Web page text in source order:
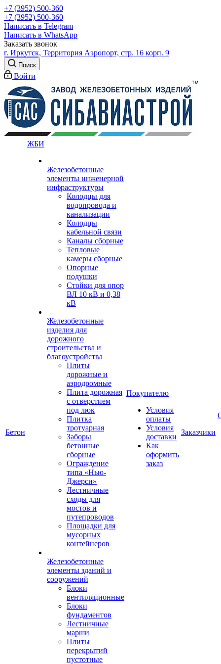
+7 (3952) 500-360
+7 (3952) 500-360
Написать в Telegram
Написать в WhatsApp
Заказать звонок
г. Иркутск, Территория Аэропорт, стр. 16 корп. 9
Поиск
Войти
Бетон
ЖБИ
Железобетонные
элементы инженерной
инфраструктуры
Колодцы для
водопровода и
канализации
Колодцы
кабельной связи
Каналы сборные
Тепловые
камеры сборные
Опорные
подушки
Стойки для опор
ВЛ 10 кВ и 0,38
кВ
Железобетонные
изделия для
дорожного
строительства и
благоустройства
Плиты
дорожные и
аэродромные
Плита дорожная
с отверстием
под люк
Плитка
тротуарная
Заборы
бетонные
сборные
Ограждение
типа «Нью-
Джерси»
Лестничные
сходы для
мостов и
путепроводов
Площадки для
мусорных
контейнеров
Железобетонные
элементы зданий и
сооружений
Блоки
вентиляционные
Блоки
фундаментов
Лестничные
марши
Плиты
перекрытий
пустотные
Покупателю
Условия
оплаты
Условия
доставки
Как
оформить
заказ
Заказчики